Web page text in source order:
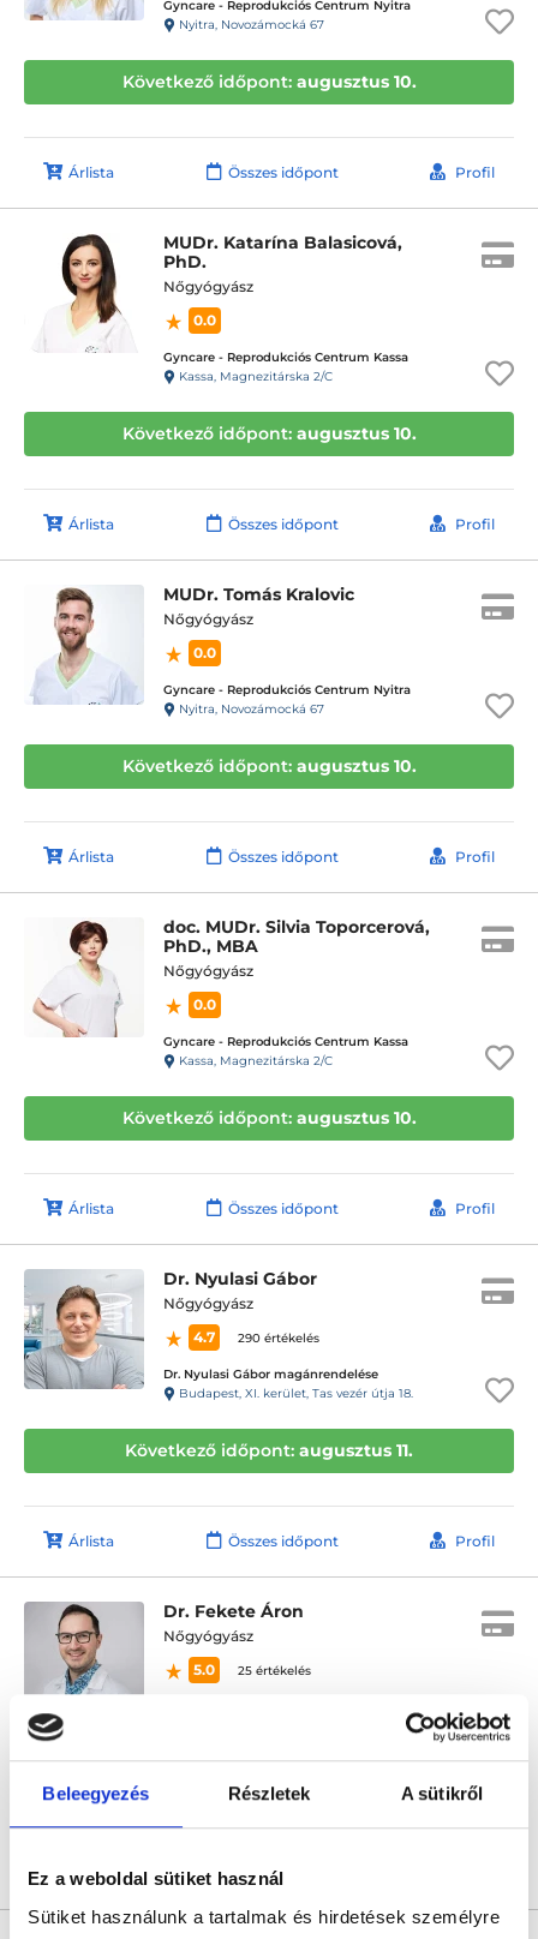
Beleegyezés Részletek A sütikről
Ez a weboldal sütiket használ
Sütiket használunk a tartalmak és hirdetések személyre
Gyncare - Reprodukciós Centrum Nyitra
Nyitra, Novozámocká 67
Következő időpont: augusztus 10.
Árlista Összes időpont Profil
MUDr. Katarína Balasicová,
PhD.
Nőgyógyász
0.0
Gyncare - Reprodukciós Centrum Kassa
Kassa, Magnezitárska 2/C
Következő időpont: augusztus 10.
Árlista Összes időpont Profil
MUDr. Tomás Kralovic
Nőgyógyász
0.0
Gyncare - Reprodukciós Centrum Nyitra
Nyitra, Novozámocká 67
Következő időpont: augusztus 10.
Árlista Összes időpont Profil
doc. MUDr. Silvia Toporcerová,
PhD., MBA
Nőgyógyász
0.0
Gyncare - Reprodukciós Centrum Kassa
Kassa, Magnezitárska 2/C
Következő időpont: augusztus 10.
Árlista Összes időpont Profil
Dr. Nyulasi Gábor
Nőgyógyász
4.7
290 értékelés
Dr. Nyulasi Gábor magánrendelése
Budapest, XI. kerület, Tas vezér útja 18.
Következő időpont: augusztus 11.
Árlista Összes időpont Profil
Dr. Fekete Áron
Nőgyógyász
5.0
25 értékelés
Budapest, VIII. kerület, Práter utca 6-8.
Következő időpont: augusztus 11.
Árlista Összes időpont